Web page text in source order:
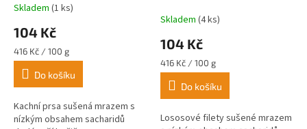
Průměrné
produktu
je
5,0
5
hvězdiček.
Skladem (1 ks)
104 Kč
Měrná
cena:
416 Kč / 100 g
Do košíku
Kachní prsa sušená mrazem s
nízkým obsahem sacharidů
Skladem (4 ks)
104 Kč
Měrná
cena:
416 Kč / 100 g
Do košíku
Lososové filety sušené mrazem